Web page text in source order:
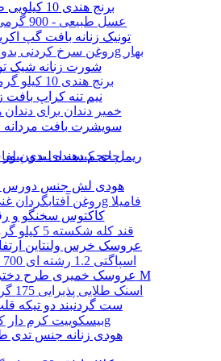
عسل طبیعی - 900 گرمی سانتین
روغن سرخ کردنی بدون پالم 1620g بهار
برنج هندی 10 کیلو گرمی پلو
خمیر دندان برای
روغن آفتابگردان غنی شده 810g فامیلا
قند کله شکسته 5 کیلو گرمی صمیم
اسپاگتی 1.2 رشته ای 700 گرمی مانا
اسنک طلایی پذیرایی 175 گرمی چی توز
برنج هندی 10 کیلویی طبیعت
تونیک زنانه بافت گپ
شورت زنانه شیک
نیم تنه کراپ بافت
سویشرت بافت مردانه
ریمل حجم دهنده لیدی
هودی لش جنس دورس 3 نخ پنبه
کاکتوس سخنگو و
عروسک خرس ولنتاین ارتفاع 20
عروسک خمیری طرح دختر بادکنک مدل M
ست گردنبند دو تیکه
هودی زنانه جنس تدی